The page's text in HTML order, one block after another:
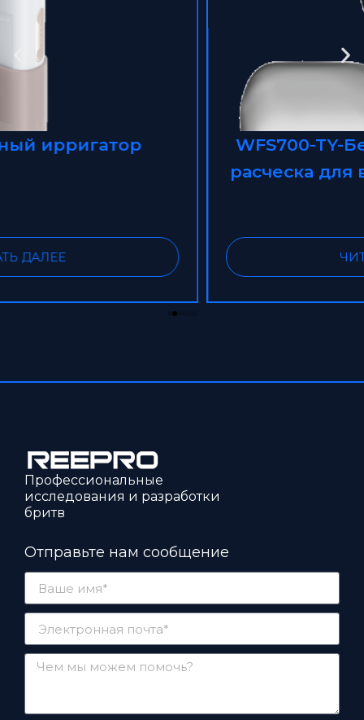
WFS700-TY-Беспроводная мини-
расческа для выпрямления волос
ЧИТАТЬ ДАЛЕЕ
Профессиональные
исследования и разработки
бритв
Отправьте нам сообщение